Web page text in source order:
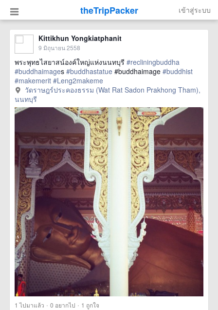
theTripPacker เข้าสู่ระบบ
Kittikhun Yongkiatphanit
9 มิถุนายน 2558
พระพุทธไสยาสน์องค์ใหญ่แห่งนนทบุรี #recliningbuddha
#buddhaimages #buddhastatue #buddhaimage #buddhist
#makemerit #Leng2makeme
href=https://m.thetrippacker.com/th/image/วัดราษฎร์ประคอง
ธรรมWatRatSadonPrakhongTham/157212> more
วัดราษฎร์ประคองธรรม (Wat Rat Sadon Prakhong Tham),
นนทบุรี
1 ไปมาแล้ว · 0 อยากไป · 1 ถูกใจ